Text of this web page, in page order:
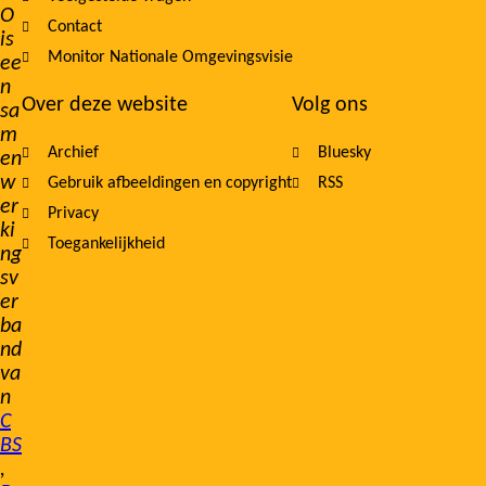
O
is
ee
n
sa
m
en
w
er
ki
ng
sv
er
ba
nd
va
n
C
BS
,
Contact
Monitor Nationale Omgevingsvisie
Over deze website
Archief
Gebruik afbeeldingen en copyright
Privacy
Toegankelijkheid
Volg ons
Bluesky
RSS